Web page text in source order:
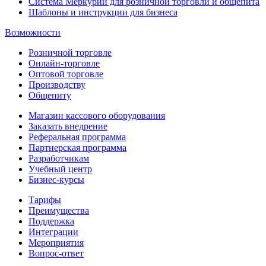
Шаблоны и инструкции для бизнеса
Возможности
Розничной торговле
Онлайн-торговле
Оптовой торговле
Производству
Общепиту
Магазин кассового оборудования
Заказать внедрение
Реферальная программа
Партнерская программа
Разработчикам
Учебный центр
Бизнес‑курсы
Тарифы
Преимущества
Поддержка
Интеграции
Мероприятия
Вопрос-ответ